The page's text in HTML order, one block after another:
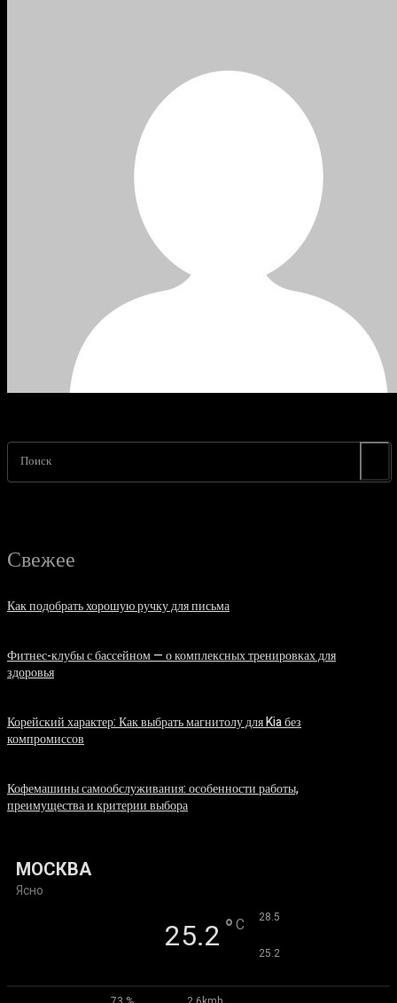
Поиск
Свежее
Как подобрать хорошую ручку для письма
Фитнес-клубы с бассейном — о комплексных тренировках для
здоровья
Корейский характер: Как выбрать магнитолу для Kia без
компромиссов
Кофемашины самообслуживания: особенности работы,
преимущества и критерии выбора
МОСКВА
Ясно
25.2 ° C 28.5
25.2